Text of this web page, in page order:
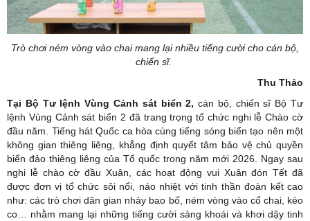
Trò chơi ném vòng vào chai mang lại nhiều tiếng cười cho cán bộ,
chiến sĩ.
Thu Thảo
Tại Bộ Tư lệnh Vùng Cảnh sát biển 2,cán bộ, chiến sĩ Bộ Tư
lệnh Vùng Cảnh sát biển 2 đã trang trọng tổ chức nghi lễ Chào cờ
đầu năm. Tiếng hát Quốc ca hòa cùng tiếng sóng biển tạo nên một
không gian thiêng liêng, khẳng định quyết tâm bảo vệ chủ quyền
biển đảo thiêng liêng của Tổ quốc trong năm mới 2026. Ngay sau
nghi lễ chào cờ đầu Xuân, các hoạt động vui Xuân đón Tết đã
được đơn vị tổ chức sôi nổi, náo nhiệt với tinh thần đoàn kết cao
như: các trò chơi dân gian nhảy bao bố, ném vòng vào cổ chai, kéo
co… nhằm mang lại những tiếng cười sảng khoái và khơi dậy tinh